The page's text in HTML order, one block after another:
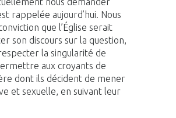
rappelée aujourd’hui. Nous
que l’Église serait
son discours sur la question,
la singularité de
aux croyants de
dont ils décident de mener
et sexuelle, en suivant leur